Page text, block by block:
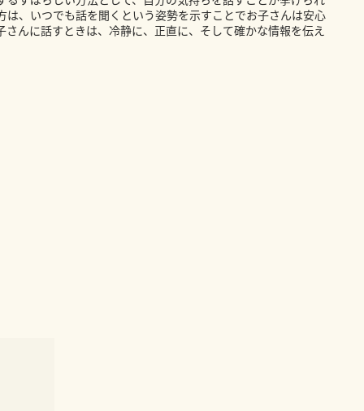
は、いつでも話を聞くという姿勢を示すことでお子さんは安心
さんに話すときは、冷静に、正直に、そして確かな情報を伝え